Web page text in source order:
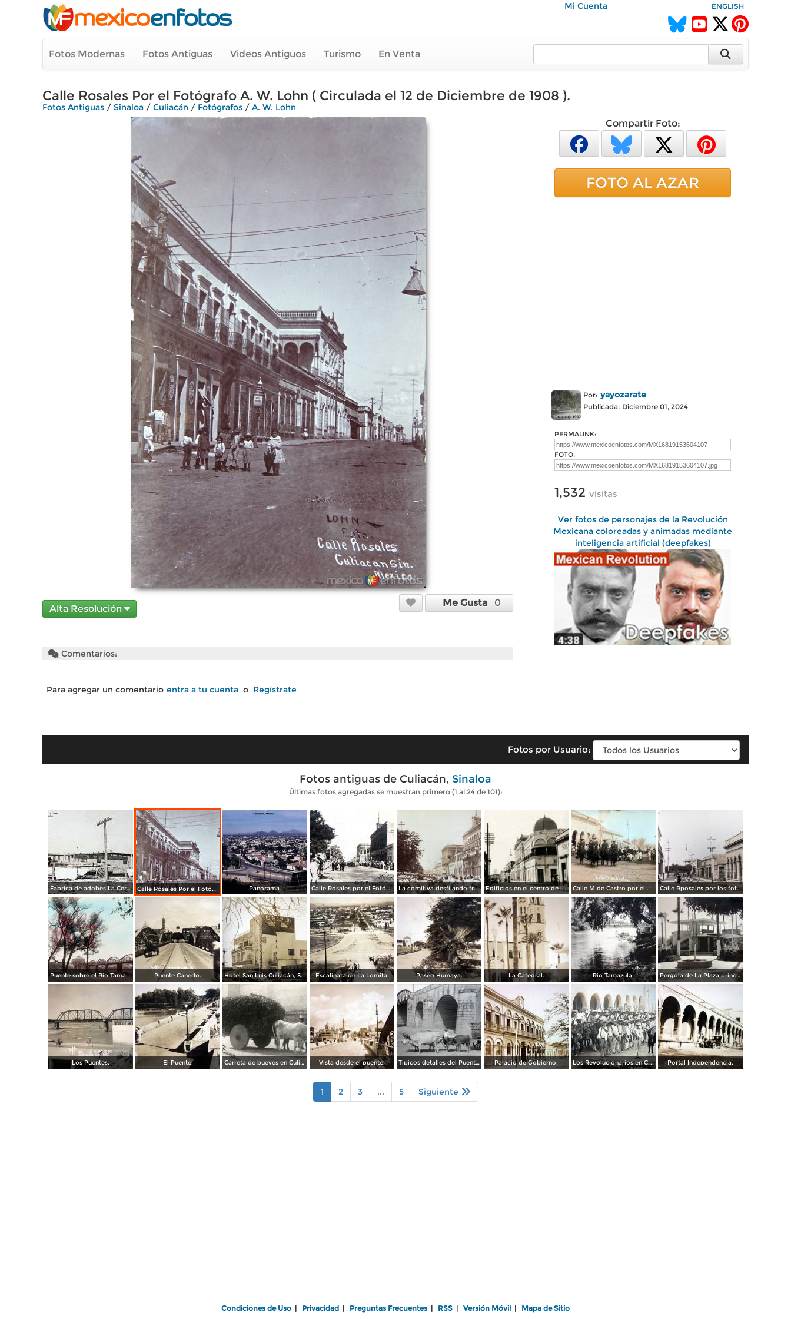
Mi Cuenta ENGLISH
Fotos Modernas Fotos Antiguas Videos Antiguos Turismo En Venta
Calle Rosales Por el Fotógrafo A. W. Lohn ( Circulada el 12 de Diciembre de 1908 ).
Fotos Antiguas / Sinaloa / Culiacán / Fotógrafos / A. W. Lohn
Alta Resolución
Me Gusta 0
Comentarios:
Para agregar un comentario entra a tu cuenta o Regístrate
Compartir Foto:
FOTO AL AZAR
Por: yayozarate
Publicada: Diciembre 01, 2024
PERMALINK:
FOTO:
1,532 visitas
Ver fotos de personajes de la Revolución
Mexicana coloreadas y animadas mediante
inteligencia artificial (deepfakes)
Fotos por Usuario:
Fotos antiguas de Culiacán, Sinaloa
Últimas fotos agregadas se muestran primero (1 al 24 de 101):
Fabrica de adobes La Cereza Culiacán Sinaloa ( Circulada el 11 de Noviembre de 1919 ). Calle Rosales Por el Fotógrafo A. W. Lohn ( Circulada el 12 de Diciembre de 1908 ). Panorama. Calle Rosales por el Fotógrafo A. W. Lohn. La comitiva desfilando frente a palacio Culiacán, Sinaloa. Edificios en el centro de la ciudad Calle M de Castro por el Fotógrafo A. W. Lohn. Calle Rposales por los fotografos Yanez y Zanzueta..
Puente sobre el Rio Tamazula por los fotografos Yanez y Zanzueta. Puente Canedo. Hotel San Luis Culiacán, Sinaloa. Escalinata de La Lomita. Paseo Humaya. La Catedral. Rio Tamazula. Pergola de La Plaza principal.
Los Puentes. El Puente. Carreta de bueyes en Culiacán Vista desde el puente. Tipicos detalles del Puente. Palacio de Gobierno. Los Revolucionarios en Culiacan Melquiades Melendez y su guerrilla. Portal Independencia.
1 2 3 ... 5 Siguiente
Condiciones de Uso Privacidad Preguntas Frecuentes RSS Versión Móvil Mapa de Sitio